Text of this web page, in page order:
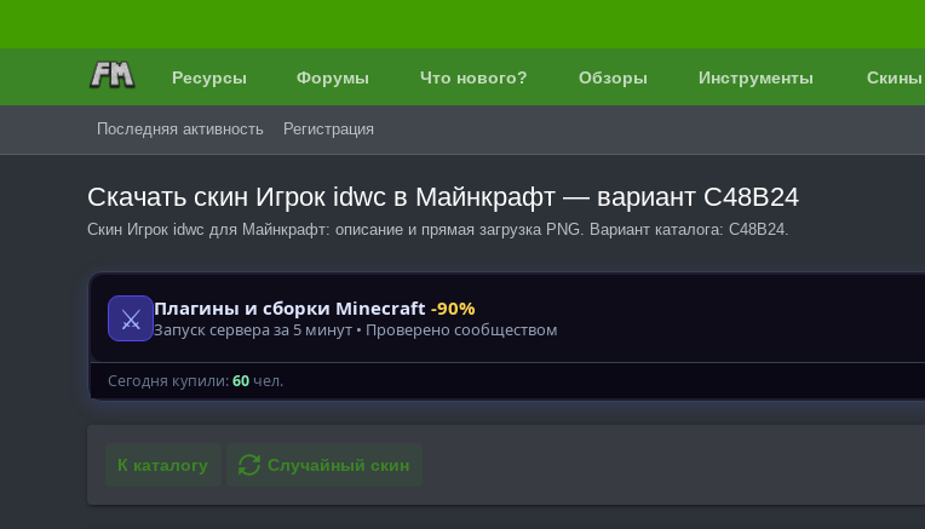
Ресурсы Форумы Что нового? Обзоры Инструменты Скины
Последняя активность Регистрация
Скачать скин Игрок idwc в Майнкрафт — вариант C48B24
Скин Игрок idwc для Майнкрафт: описание и прямая загрузка PNG. Вариант каталога: C48B24.
К каталогу Случайный скин